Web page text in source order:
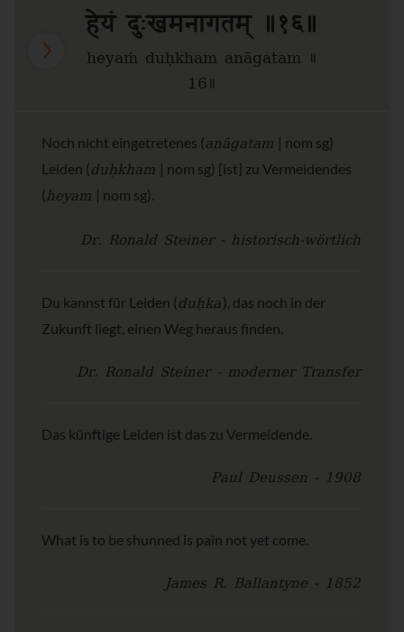
हेयं दुःखमनागतम् ॥१६॥
heyaṁ duḥkham anāgatam ॥
16॥
Noch nicht eingetretenes (anāgatam | nom sg)
Leiden (duḥkham | nom sg) [ist] zu Vermeidendes
(heyam | nom sg).
Dr. Ronald Steiner - historisch-wörtlich
Du kannst für Leiden (duḥka ), das noch in der
Zukunft liegt, einen Weg heraus finden.
Dr. Ronald Steiner - moderner Transfer
Das künftige Leiden ist das zu Vermeidende.
Paul Deussen - 1908
What is to be shunned is pain not yet come.
James R. Ballantyne - 1852